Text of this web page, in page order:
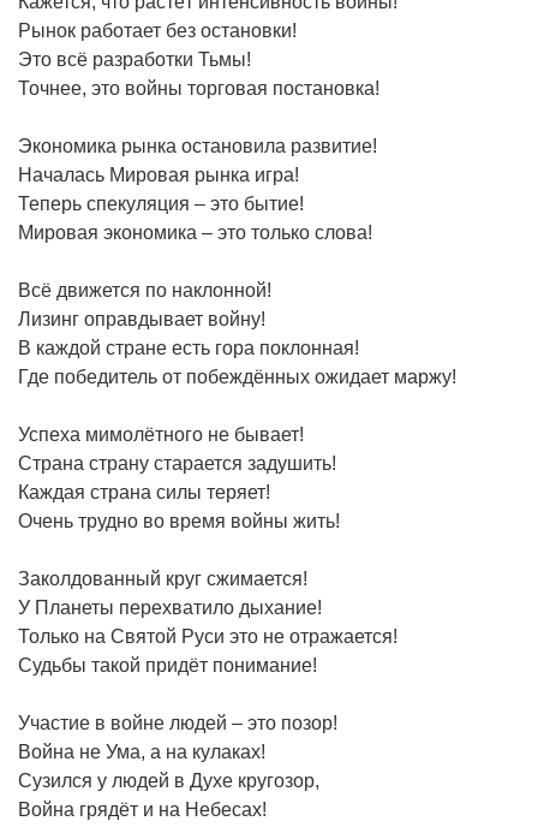
Рынок работает без остановки!
Это всё разработки Тьмы!
Точнее, это войны торговая постановка!
Экономика рынка остановила развитие!
Началась Мировая рынка игра!
Теперь спекуляция – это бытие!
Мировая экономика – это только слова!
Всё движется по наклонной!
Лизинг оправдывает войну!
В каждой стране есть гора поклонная!
Где победитель от побеждённых ожидает маржу!
Успеха мимолётного не бывает!
Страна страну старается задушить!
Каждая страна силы теряет!
Очень трудно во время войны жить!
Заколдованный круг сжимается!
У Планеты перехватило дыхание!
Только на Святой Руси это не отражается!
Судьбы такой придёт понимание!
Участие в войне людей – это позор!
Война не Ума, а на кулаках!
Сузился у людей в Духе кругозор,
Война грядёт и на Небесах!